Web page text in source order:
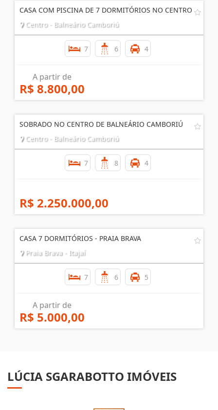
CASA COM PISCINA DE 7 DORMITÓRIOS NO CENTRO
Centro - Balneário Camboriú
7 6 4
A partir de
R$ 8.800,00
SOBRADO NO CENTRO DE BALNEÁRIO CAMBORIÚ
Centro - Balneário Camboriú
7 8 4
R$ 2.250.000,00
CASA 7 DORMITÓRIOS - PRAIA BRAVA
Praia Brava - Itajaí
7 6 5
A partir de
R$ 5.000,00
LÚCIA SGARABOTTO IMÓVEIS